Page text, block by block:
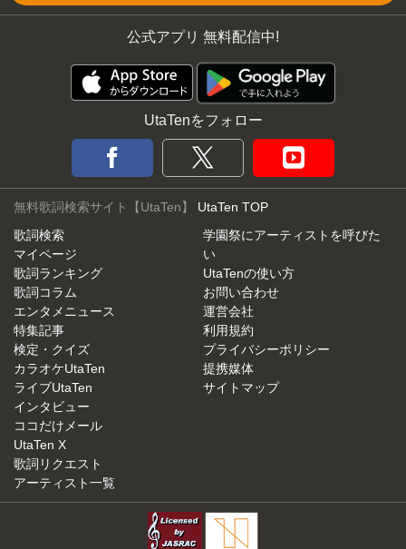
公式アプリ 無料配信中!
UtaTenをフォロー
無料歌詞検索サイト【UtaTen】 UtaTen TOP
歌詞検索
マイページ
歌詞ランキング
歌詞コラム
エンタメニュース
特集記事
検定・クイズ
カラオケUtaTen
ライブUtaTen
インタビュー
ココだけメール
UtaTen X
歌詞リクエスト
アーティスト一覧
学園祭にアーティストを呼びた
い
UtaTenの使い方
お問い合わせ
運営会社
利用規約
プライバシーポリシー
提携媒体
サイトマップ